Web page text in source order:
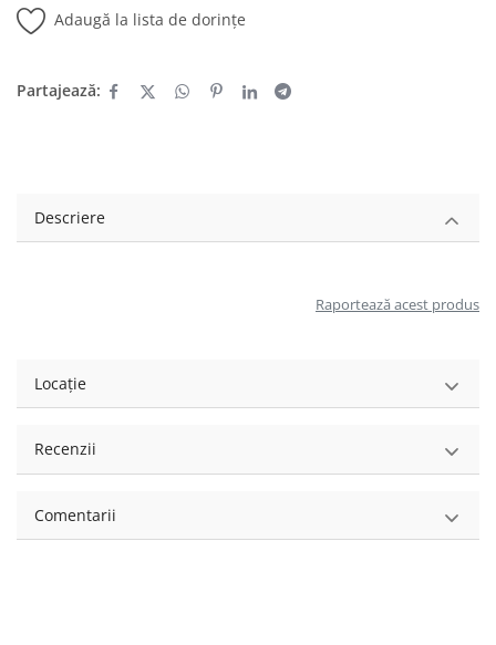
Adaugă la lista de dorințe
Partajează:
Descriere
Raportează acest produs
Locație
Recenzii
Comentarii